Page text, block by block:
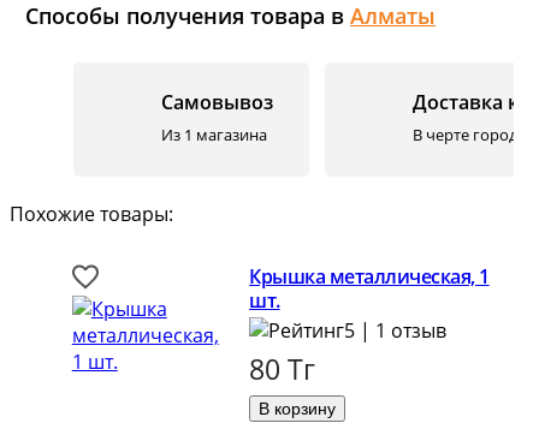
Способы получения товара в Алматы
Самовывоз
Из 1 магазина
Доставка
В черте города.
Похожие товары:
Крышка металлическая, 1
шт.
5 | 1 отзыв
80Тг